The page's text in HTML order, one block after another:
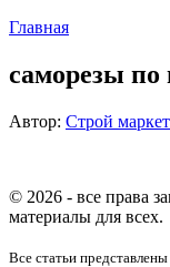
Главная
саморезы по
Автор: Строй
© 2026 - все права
материалы для всех.
Все статьи